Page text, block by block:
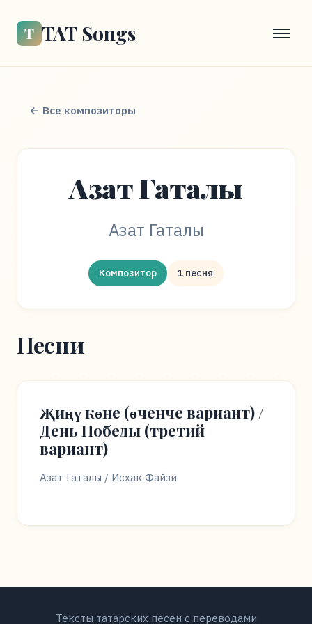
Т TAT Songs
← Все композиторы
Азат Гаталы
Азат Гаталы
Композитор 1 песня
Песни
Җиңү көне (өченче вариант) /
День Победы (третий
вариант)
Азат Гаталы / Исхак Файзи
Тексты татарских песен с переводами